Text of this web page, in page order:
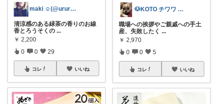
maki ☺︎(@ururun_u.u)
清涼感のある緑茶の香りのお線
香とろうそくの ...
￥ 2,200
0 0 29
コレ いいね
🐶KOTO チワワ スムース
職場への挨拶やご親戚への手土
産、失敗したく ...
￥ 2,970
0 0 5
コレ いいね